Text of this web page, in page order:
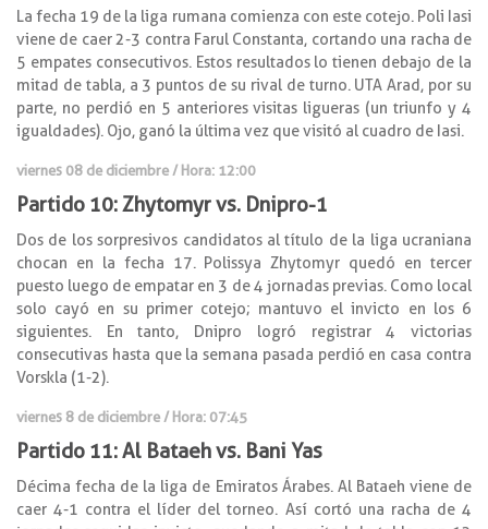
La fecha 19 de la liga rumana comienza con este cotejo. Poli Iasi
viene de caer 2-3 contra Farul Constanta, cortando una racha de
5 empates consecutivos. Estos resultados lo tienen debajo de la
mitad de tabla, a 3 puntos de su rival de turno. UTA Arad, por su
parte, no perdió en 5 anteriores visitas ligueras (un triunfo y 4
igualdades). Ojo, ganó la última vez que visitó al cuadro de Iasi.
viernes 08 de diciembre / Hora: 12:00
Partido 10: Zhytomyr vs. Dnipro-1
Dos de los sorpresivos candidatos al título de la liga ucraniana
chocan en la fecha 17. Polissya Zhytomyr quedó en tercer
puesto luego de empatar en 3 de 4 jornadas previas. Como local
solo cayó en su primer cotejo; mantuvo el invicto en los 6
siguientes. En tanto, Dnipro logró registrar 4 victorias
consecutivas hasta que la semana pasada perdió en casa contra
Vorskla (1-2).
viernes 8 de diciembre / Hora: 07:45
Partido 11: Al Bataeh vs. Bani Yas
Décima fecha de la liga de Emiratos Árabes. Al Bataeh viene de
caer 4-1 contra el líder del torneo. Así cortó una racha de 4